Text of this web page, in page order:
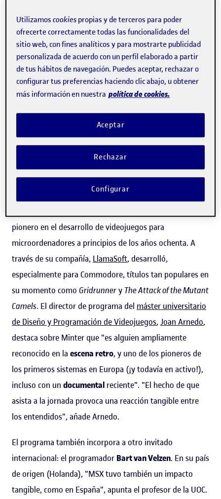
se puede seguir sacando partido de la arquitectura de
sistemas como MSX o Commodore. Esto ha permitido
conectarlos ainternete incluso desarrollar videojuegos
de nuevo cuño, pero con aroma clásico. Y ese es el
ambiente que se vivirá en
RUMSXPLORA 2024
Jaumandreu de la UOC (Barcelona).
Mirar al futuro desde el pasado
El acto principal de esta edición de la jornada
pionero en el desarrollo de videojuegos para
microordenadores a principios de los años ochenta. A
través de su compañía, LlamaSoft, desarrolló,
especialmente para Commodore, títulos tan populares en
su momento como Gridrunnery The Attack of the Mutant
Camels. El director de programa del máster universitario
de Diseño y Programación de Videojuegos, Joan Arnedo,
destaca sobre Minter que "es alguien ampliamente
reconocido en la escena retro, y uno de los pioneros de
los primeros sistemas en Europa (¡y todavía en activo!),
incluso con un documental reciente". "El hecho de que
asista a la jornada provoca una reacción tangible entre
los entendidos", añade Arnedo.
El programa también incorpora a otro invitado
internacional: el programador Bart van Velzen. En su país
de origen (Holanda), "MSX tuvo también un impacto
tangible, como en España", apunta el profesor de la UOC.
Utilizamoscookies propias y de terceros para poder
ofrecerte correctamente todas las funcionalidades del
sitio web, con fines analíticos y para mostrarte publicidad
personalizada de acuerdo con un perfil elaborado a partir
de tus hábitos de navegación. Puedes aceptar, rechazar o
configurar tus preferencias haciendo clic abajo, u obtener
más información en nuestra política de cookies.
Rechazar
Aceptar
Configurar